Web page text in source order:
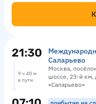
21:30
Саларьево
Москва,
шоссе, 23-й км,
«Саларьево»
9 ч 40 м
в пути